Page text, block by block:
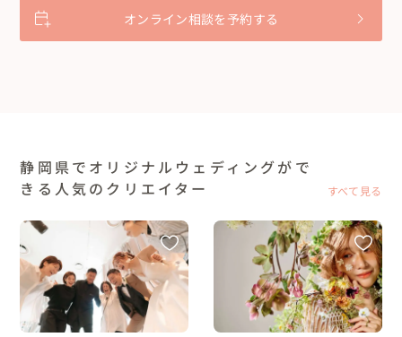
オンライン相談を予約する
静岡県でオリジナルウェディングがで
きる人気のクリエイター
すべて見る